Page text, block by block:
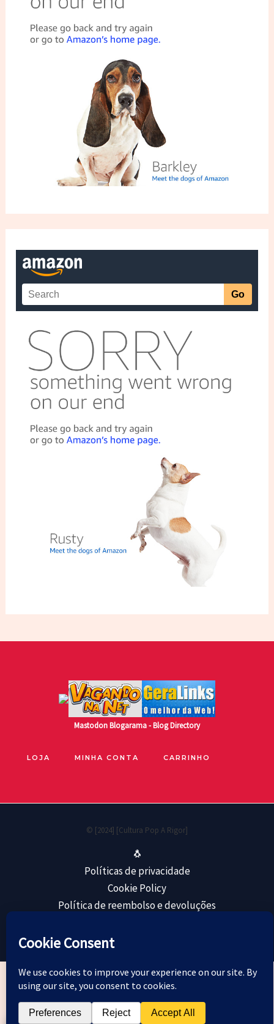
MastodonBlogarama - Blog Directory
LOJA MINHA CONTA CARRINHO
© [2024] [Cultura Pop A Rigor]
🐧
Políticas de privacidade
Cookie Policy
Política de reembolso e devoluções